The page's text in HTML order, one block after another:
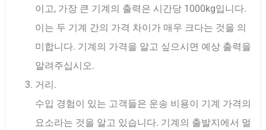
이고, 가장 큰 기계의 출력은 시간당 1000kg입니다.
이는 두 기계 간의 가격 차이가 매우 크다는 것을 의
미합니다. 기계의 가격을 알고 싶으시면 예상 출력을
알려주십시오.
거리.
수입 경험이 있는 고객들은 운송 비용이 기계 가격의
요소라는 것을 알고 있습니다. 기계의 출발지에서 멀